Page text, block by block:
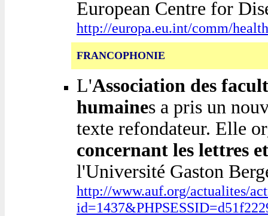
European Centre for
http://europa.eu.int/comm/
FRANCOPHONIE
L'Association des
humaines a pris un
texte refondateur. Elle
concernant les lettres
l'Université Gaston
http://www.auf.org/actualites/